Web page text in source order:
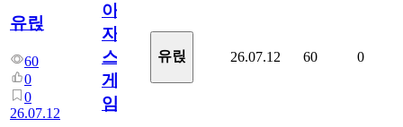
유릱
60
0
0
26.07.12
아
자
스
게
임?
유릱 26.07.12 60 0